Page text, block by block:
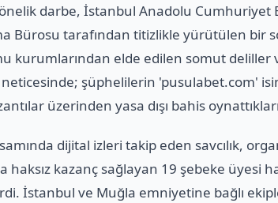
darbe, İstanbul Anadolu Cumhuriyet
Bürosu tarafından titizlikle yürütülen bir
kurumlarından elde edilen somut deliller
neticesinde; şüphelilerin 'pusulabet.com'
üzerinden yasa dışı bahis
dijital izleri takip eden savcılık,
haksız kazanç sağlayan 19 şebeke üyesi
İstanbul ve Muğla emniyetine bağlı